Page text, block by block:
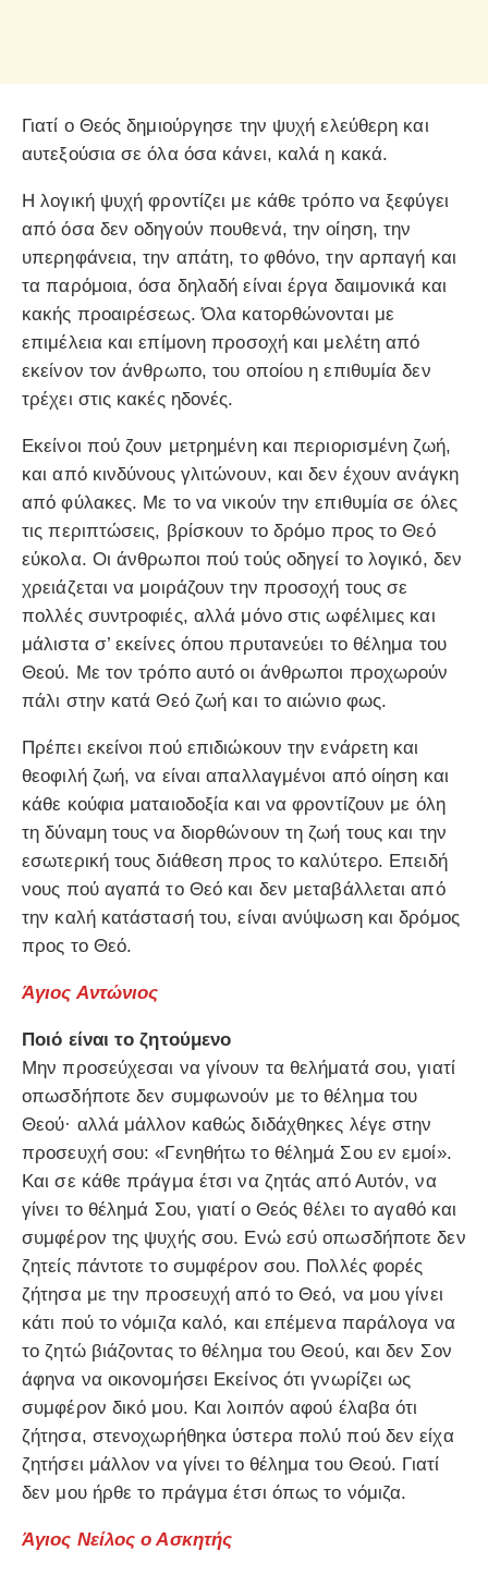
Γιατί ο Θεός δημιούργησε την ψυχή ελεύθερη και
αυτεξούσια σε όλα όσα κάνει, καλά η κακά.
Η λογική ψυχή φροντίζει με κάθε τρόπο να ξεφύγει
από όσα δεν οδηγούν πουθενά, την οίηση, την
υπερηφάνεια, την απάτη, το φθόνο, την αρπαγή και
τα παρόμοια, όσα δηλαδή είναι έργα δαιμονικά και
κακής προαιρέσεως. Όλα κατορθώνονται με
επιμέλεια και επίμονη προσοχή και μελέτη από
εκείνον τον άνθρωπο, του οποίου η επιθυμία δεν
τρέχει στις κακές ηδονές.
Εκείνοι πού ζουν μετρημένη και περιορισμένη ζωή,
και από κινδύνους γλιτώνουν, και δεν έχουν ανάγκη
από φύλακες. Με το να νικούν την επιθυμία σε όλες
τις περιπτώσεις, βρίσκουν το δρόμο προς το Θεό
εύκολα. Οι άνθρωποι πού τούς οδηγεί το λογικό, δεν
χρειάζεται να μοιράζουν την προσοχή τους σε
πολλές συντροφιές, αλλά μόνο στις ωφέλιμες και
μάλιστα σ’ εκείνες όπου πρυτανεύει το θέλημα του
Θεού. Με τον τρόπο αυτό οι άνθρωποι προχωρούν
πάλι στην κατά Θεό ζωή και το αιώνιο φως.
Πρέπει εκείνοι πού επιδιώκουν την ενάρετη και
θεοφιλή ζωή, να είναι απαλλαγμένοι από οίηση και
κάθε κούφια ματαιοδοξία και να φροντίζουν με όλη
τη δύναμη τους να διορθώνουν τη ζωή τους και την
εσωτερική τους διάθεση προς το καλύτερο. Επειδή
νους πού αγαπά το Θεό και δεν μεταβάλλεται από
την καλή κατάστασή του, είναι ανύψωση και δρόμος
προς το Θεό.
Άγιος Αντώνιος
Ποιό είναι το ζητούμενο
Μην προσεύχεσαι να γίνουν τα θελήματά σου, γιατί
οπωσδήποτε δεν συμφωνούν με το θέλημα του
Θεού· αλλά μάλλον καθώς διδάχθηκες λέγε στην
προσευχή σου: «Γενηθήτω το θέλημά Σου εν εμοί».
Και σε κάθε πράγμα έτσι να ζητάς από Αυτόν, να
γίνει το θέλημά Σου, γιατί ο Θεός θέλει το αγαθό και
συμφέρον της ψυχής σου. Ενώ εσύ οπωσδήποτε δεν
ζητείς πάντοτε το συμφέρον σου. Πολλές φορές
ζήτησα με την προσευχή από το Θεό, να μου γίνει
κάτι πού το νόμιζα καλό, και επέμενα παράλογα να
το ζητώ βιάζοντας το θέλημα του Θεού, και δεν Σον
άφηνα να οικονομήσει Εκείνος ότι γνωρίζει ως
συμφέρον δικό μου. Και λοιπόν αφού έλαβα ότι
ζήτησα, στενοχωρήθηκα ύστερα πολύ πού δεν είχα
ζητήσει μάλλον να γίνει το θέλημα του Θεού. Γιατί
δεν μου ήρθε το πράγμα έτσι όπως το νόμιζα.
Άγιος Νείλος ο Ασκητής